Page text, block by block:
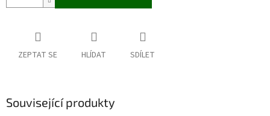
ZEPTAT SE HLÍDAT SDÍLET
Související produkty